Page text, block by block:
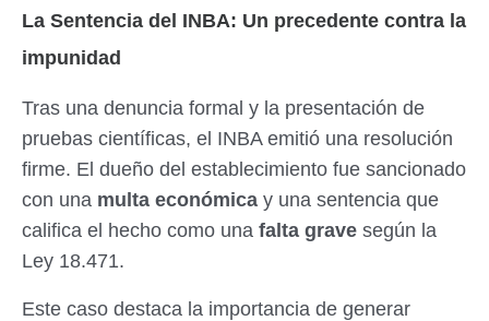
La Sentencia del INBA: Un precedente contra la
impunidad
Tras una denuncia formal y la presentación de
pruebas científicas, el INBA emitió una resolución
firme. El dueño del establecimiento fue sancionado
con una multa económica y una sentencia que
califica el hecho como una falta grave según la
Ley 18.471.
Este caso destaca la importancia de generar